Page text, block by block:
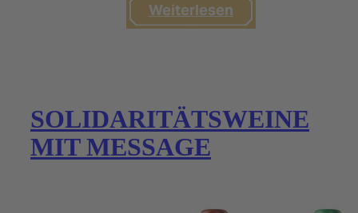
Weiterlesen
SOLIDARITÄTSWEINE
MIT MESSAGE